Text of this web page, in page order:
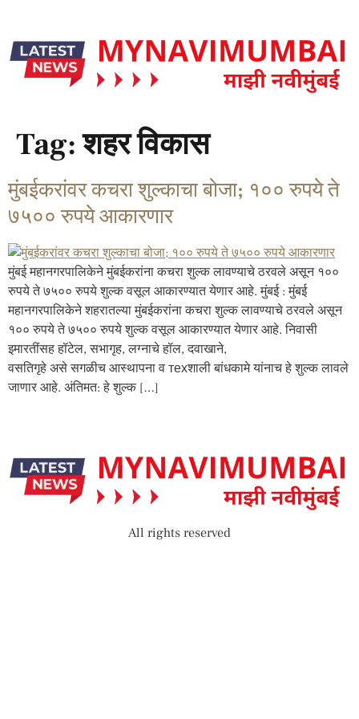
Tag:शहर विकास
मुंबईकरांवर कचरा शुल्काचा बोजा; १०० रुपये ते
७५०० रुपये आकारणार
मुंबई महानगरपालिकेने मुंबईकरांना कचरा शुल्क लावण्याचे ठरवले असून १००
रुपये ते ७५०० रुपये शुल्क वसूल आकारण्यात येणार आहे. मुंबई : मुंबई
महानगरपालिकेने शहरातल्या मुंबईकरांना कचरा शुल्क लावण्याचे ठरवले असून
१०० रुपये ते ७५०० रुपये शुल्क वसूल आकारण्यात येणार आहे. निवासी
इमारतींसह हॉटेल, सभागृह, लग्नाचे हॉल, दवाखाने,
वसतिगृहे असे सगळीच आस्थापना व техशाली बांधकामे यांनाच हे शुल्क लावले
जाणार आहे. अंतिमत: हे शुल्क […]
All rights reserved